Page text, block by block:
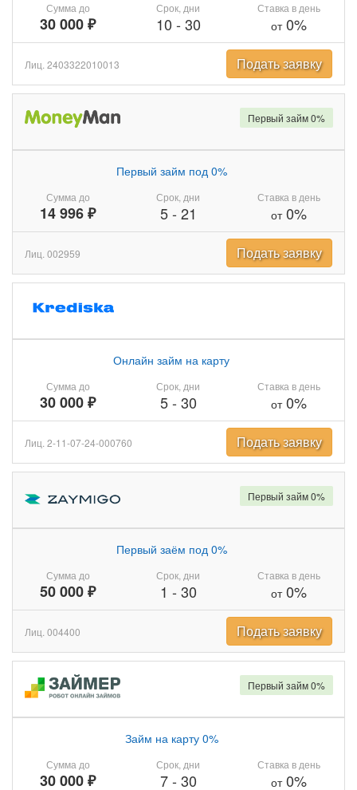
Сумма до
30 000 ₽
Срок, дни
10 - 30
Ставка в день
от0%
Лиц. 2403322010013 Подать заявку
Сумма до
14 996 ₽
Первый займ под 0%
Срок, дни
5- 21
Ставка в день
от0%
Первый займ 0%
Лиц. 002959 Подать заявку
Сумма до
30 000 ₽
Онлайн займ на карту
Срок, дни
5- 30
Ставка в день
от0%
Лиц. 2-11-07-24-000760 Подать заявку
Сумма до
50 000 ₽
Первый заём под 0%
Срок, дни
1 - 30
Ставка в день
от0%
Первый займ 0%
Лиц. 004400 Подать заявку
Сумма до
30 000 ₽
Займ на карту 0%
Срок, дни
7- 30
Ставка в день
от0%
Первый займ 0%